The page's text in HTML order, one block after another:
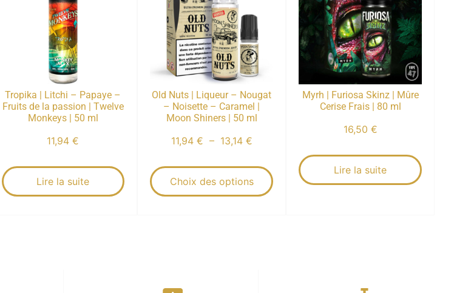
Tropika | Litchi – Papaye –
Fruits de la passion | Twelve
Monkeys | 50 ml
11,94€
Lire la suite
Old Nuts | Liqueur – Nougat
– Noisette – Caramel |
Moon Shiners | 50 ml
11,94 € – 13,14 €
Choix des options
Myrh | Furiosa Skinz | Mûre
Cerise Frais | 80 ml
16,50 €
Lire la suite